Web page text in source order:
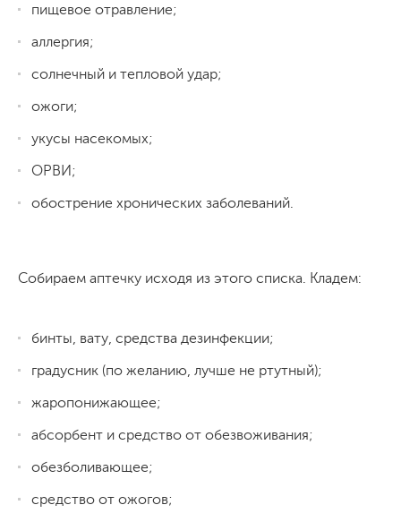
пищевое отравление;
аллергия;
солнечный и тепловой удар;
ожоги;
укусы насекомых;
ОРВИ;
обострение хронических заболеваний.
Собираем аптечку исходя из этого списка. Кладем:
бинты, вату, средства дезинфекции;
градусник (по желанию, лучше не ртутный);
жаропонижающее;
абсорбент и средство от обезвоживания;
обезболивающее;
средство от ожогов;